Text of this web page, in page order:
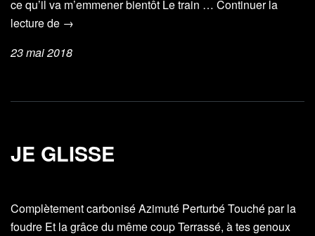
ce qu’il va m’emmener bientôt Le train … Continuer la
lecture de Le
qui
→
23 mai 2018
JE GLISSE
Complètement carbonisé Azimuté Perturbé Touché par la
foudre Et la grâce du même coup Terrassé, à tes genoux